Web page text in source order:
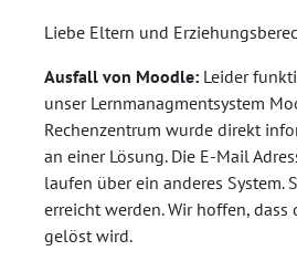
Liebe Eltern und
Ausfall von Moodle: Leider
unser Lernmanagmentsystem
Rechenzentrum wurde direkt
an einer Lösung. Die E-Mail
laufen über ein anderes System.
erreicht werden. Wir hoffen, dass
gelöst wird.